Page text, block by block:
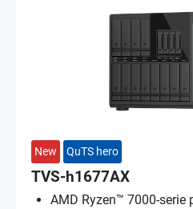
New QuTS hero
TVS-h1677AX
AMD Ryzen™ 7000-serie